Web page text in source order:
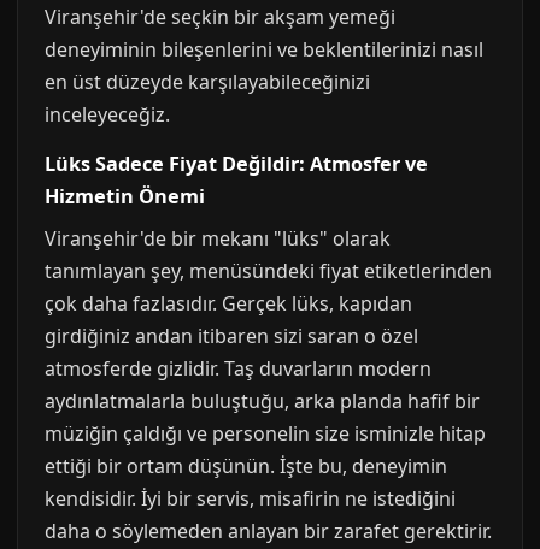
Viranşehir'de seçkin bir akşam yemeği
deneyiminin bileşenlerini ve beklentilerinizi nasıl
en üst düzeyde karşılayabileceğinizi
inceleyeceğiz.
Lüks Sadece Fiyat Değildir: Atmosfer ve
Hizmetin Önemi
Viranşehir'de bir mekanı "lüks" olarak
tanımlayan şey, menüsündeki fiyat etiketlerinden
çok daha fazlasıdır. Gerçek lüks, kapıdan
girdiğiniz andan itibaren sizi saran o özel
atmosferde gizlidir. Taş duvarların modern
aydınlatmalarla buluştuğu, arka planda hafif bir
müziğin çaldığı ve personelin size isminizle hitap
ettiği bir ortam düşünün. İşte bu, deneyimin
kendisidir. İyi bir servis, misafirin ne istediğini
daha o söylemeden anlayan bir zarafet gerektirir.